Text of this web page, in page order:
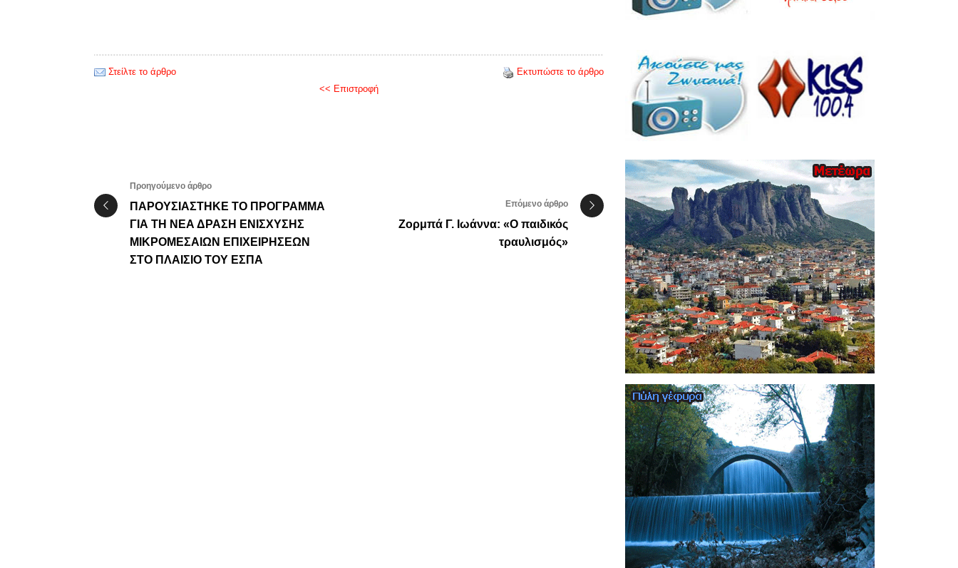
Στείλτε το άρθρο
Εκτυπώστε το άρθρο
<< Επιστροφή
Προηγούμενο άρθρο
ΠΑΡΟΥΣΙΑΣΤΗΚΕ ΤΟ ΠΡΟΓΡΑΜΜΑ
ΓΙΑ ΤΗ ΝΕΑ ΔΡΑΣΗ ΕΝΙΣΧΥΣΗΣ
ΜΙΚΡΟΜΕΣΑΙΩΝ ΕΠΙΧΕΙΡΗΣΕΩΝ
ΣΤΟ ΠΛΑΙΣΙΟ ΤΟΥ ΕΣΠΑ
Επόμενο άρθρο
Ζορμπά Γ. Ιωάννα: «Ο παιδικός
τραυλισμός»